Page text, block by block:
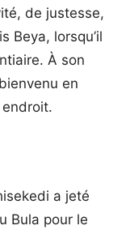
de justesse,
Beya, lorsqu’il
À son
en
a jeté
Bula pour le